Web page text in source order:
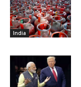
India